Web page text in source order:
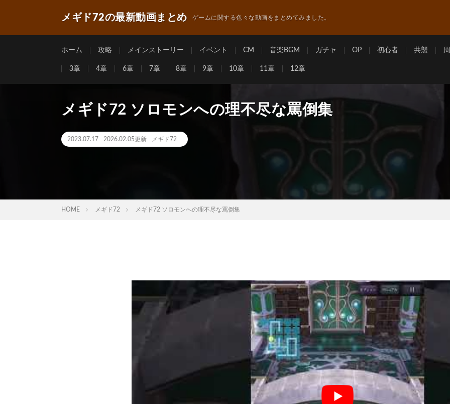
メギド72の最新動画まとめ ゲームに関する色々な動画をまとめてみました。
ホーム 攻略 メインストーリー イベント CM 音楽BGM ガチャ OP 初心者 共襲
3章 4章 6章 7章 8章 9章 10章 11章 12章
メギド72 ソロモンへの理不尽な罵倒集
2023.07.17 2026.02.05更新 メギド72
HOME メギド72 メギド72 ソロモンへの理不尽な罵倒集